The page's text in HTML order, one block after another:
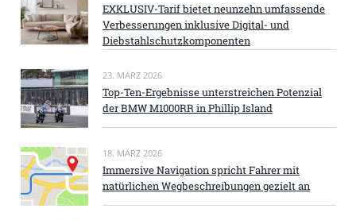
EXKLUSIV-Tarif bietet neunzehn umfassende
Verbesserungen inklusive Digital- und
Diebstahlschutzkomponenten
23. MÄRZ 2026
Top-Ten-Ergebnisse unterstreichen Potenzial
der BMW M1000RR in Phillip Island
18. MÄRZ 2026
Immersive Navigation spricht Fahrer mit
natürlichen Wegbeschreibungen gezielt an